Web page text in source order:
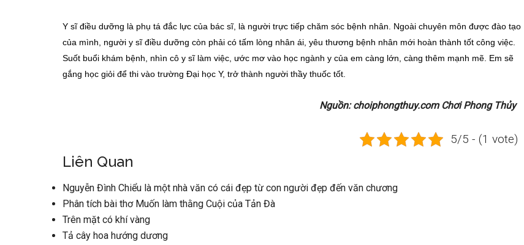
Y sĩ điều dưỡng là phụ tá đắc lực của bác sĩ, là người trực tiếp chăm sóc bệnh nhân. Ngoài chuyên môn được đào tạo
của mình, người y sĩ điều dưỡng còn phải có tấm lòng nhân ái, yêu thương bệnh nhân mới hoàn thành tốt công việc.
Suốt buổi khám bệnh, nhìn cô y sĩ làm việc, ước mơ vào học ngành y của em càng lớn, càng thêm mạnh mẽ. Em sẽ
gắng học giỏi để thi vào trường Đại học Y, trở thành người thầy thuốc tốt.
Nguồn: choiphongthuy.com Chơi Phong Thủy
5/5 - (1 vote)
Liên Quan
Nguyễn Đình Chiểu là một nhà văn có cái đẹp từ con người đẹp đến văn chương
Phân tích bài thơ Muốn làm thằng Cuội của Tản Đà
Trên mặt có khí vàng
Tả cây hoa hướng dương